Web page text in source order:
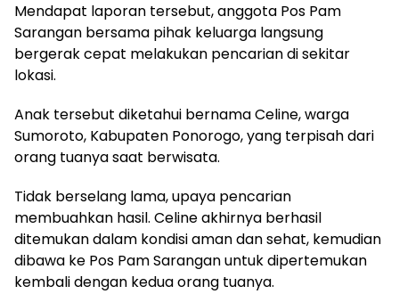
Mendapat laporan tersebut, anggota Pos Pam
Sarangan bersama pihak keluarga langsung
bergerak cepat melakukan pencarian di sekitar
lokasi.
Anak tersebut diketahui bernama Celine, warga
Sumoroto, Kabupaten Ponorogo, yang terpisah dari
orang tuanya saat berwisata.
Tidak berselang lama, upaya pencarian
membuahkan hasil. Celine akhirnya berhasil
ditemukan dalam kondisi aman dan sehat, kemudian
dibawa ke Pos Pam Sarangan untuk dipertemukan
kembali dengan kedua orang tuanya.